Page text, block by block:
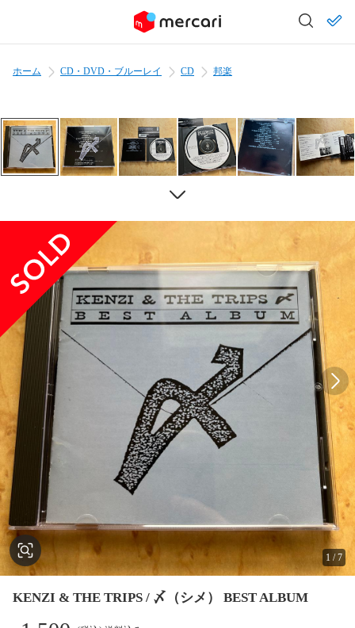
ホーム CD・DVD・ブルーレイ CD 邦楽
1 /7
KENZI & THE TRIPS / 〆（シメ） BEST ALBUM